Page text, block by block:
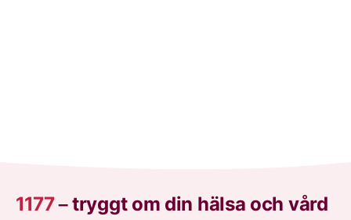
1177–tryggt om din hälsa och vård